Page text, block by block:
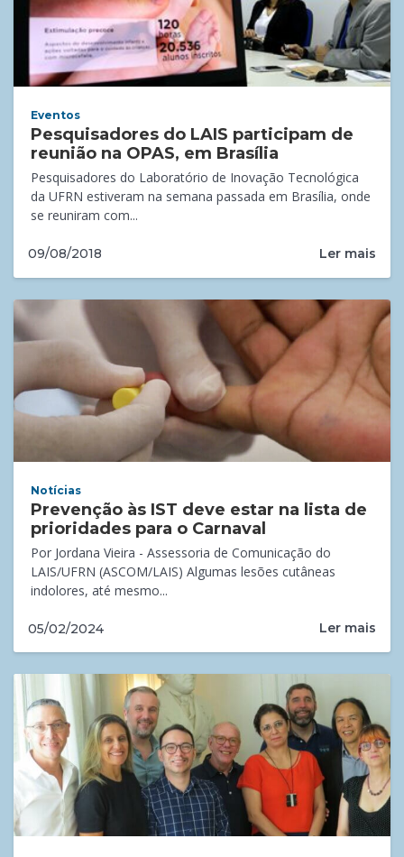
Eventos
Pesquisadores do LAIS participam de
reunião na OPAS, em Brasília
Pesquisadores do Laboratório de Inovação Tecnológica
da UFRN estiveram na semana passada em Brasília, onde
se reuniram com...
09/08/2018 Ler mais
Notícias
Prevenção às IST deve estar na lista de
prioridades para o Carnaval
Por Jordana Vieira - Assessoria de Comunicação do
LAIS/UFRN (ASCOM/LAIS) Algumas lesões cutâneas
indolores, até mesmo...
05/02/2024 Ler mais